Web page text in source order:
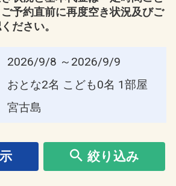
予約直前に再度空き状況及びご
ださい。
2026/9/8 ～2026/9/9
おとな2名 こども0名 1部屋
宮古島
絞り込み